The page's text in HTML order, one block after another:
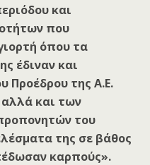
και
που
όπου τα
έδιναν και
Προέδρου της Α.Ε.
και των
του
της σε βάθος
καρπούς».